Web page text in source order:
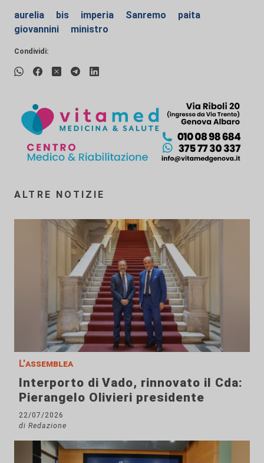
aurelia bis imperia Sanremo
paita
giovannini
ministro
Condividi:
ALTRE NOTIZIE
L'assemblea
Interporto di Vado, rinnovato il Cda:
Pierangelo Olivieri presidente
22/07/2026
di Redazione